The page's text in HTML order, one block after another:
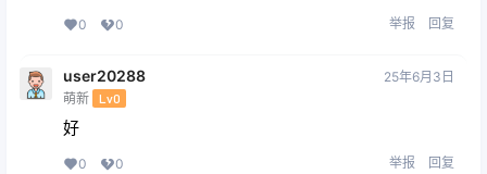
0 0 举报 回复
user20288
萌新 Lv0
25年6月3日
好
0 0 举报 回复